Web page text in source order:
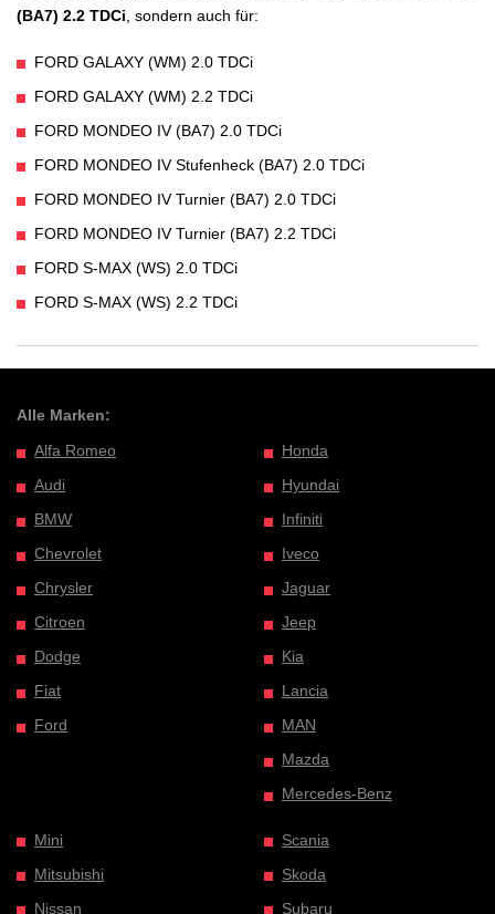
(BA7) 2.2 TDCi , sondern auch für:
FORD GALAXY (WM) 2.0 TDCi
FORD GALAXY (WM) 2.2 TDCi
FORD MONDEO IV (BA7) 2.0 TDCi
FORD MONDEO IV Stufenheck (BA7) 2.0 TDCi
FORD MONDEO IV Turnier (BA7) 2.0 TDCi
FORD MONDEO IV Turnier (BA7) 2.2 TDCi
FORD S-MAX (WS) 2.0 TDCi
FORD S-MAX (WS) 2.2 TDCi
Alle Marken:
Alfa Romeo
Audi
BMW
Chevrolet
Chrysler
Citroen
Dodge
Fiat
Ford
Honda
Hyundai
Infiniti
Iveco
Jaguar
Jeep
Kia
Lancia
MAN
Mazda
Mercedes-Benz
Mini
Mitsubishi
Nissan
Scania
Skoda
Subaru